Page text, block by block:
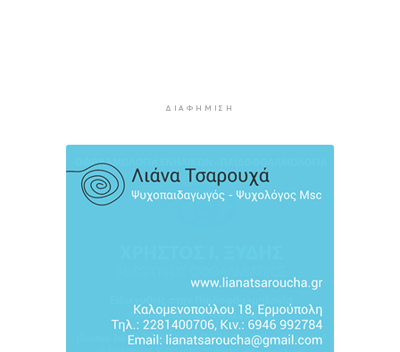
ΔΙΑΦΉΜΙΣΗ